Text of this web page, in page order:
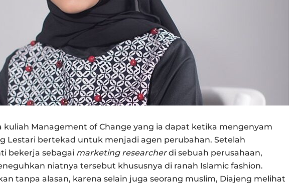
kuliah Management of Change yang ia dapat ketika mengenyam
Lestari bertekad untuk menjadi agen perubahan. Setelah
bekerja sebagai marketing researcherdi sebuah perusahaan,
niatnya tersebut khususnya di ranah Islamic fashion.
tanpa alasan, karena selain juga seorang muslim, Diajeng melihat